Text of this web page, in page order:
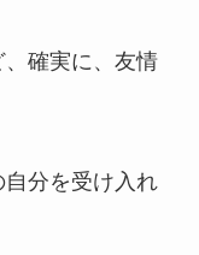
確実に、友情
分を受け入れ